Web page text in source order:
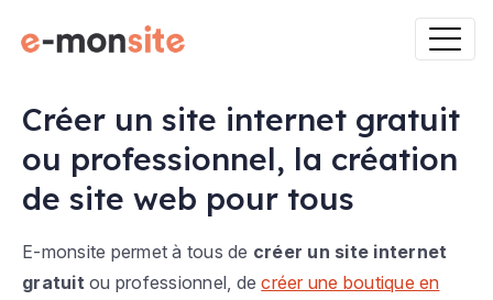
Créer un site internet gratuit
ou professionnel, la création
de site web pour tous
E-monsite permet à tous de créer un site internet
gratuit ou professionnel, decréer une boutique en